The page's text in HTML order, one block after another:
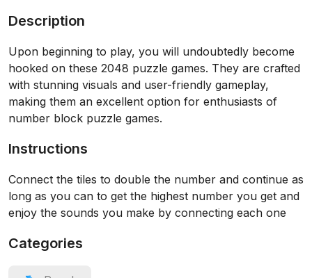
Description
Upon beginning to play, you will undoubtedly become
hooked on these 2048 puzzle games. They are crafted
with stunning visuals and user-friendly gameplay,
making them an excellent option for enthusiasts of
number block puzzle games.
Instructions
Connect the tiles to double the number and continue as
long as you can to get the highest number you get and
enjoy the sounds you make by connecting each one
Categories